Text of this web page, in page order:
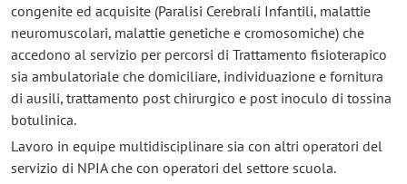
congenite ed acquisite (Paralisi Cerebrali Infantili, malattie
neuromuscolari, malattie genetiche e cromosomiche) che
accedono al servizio per percorsi di Trattamento fisioterapico
sia ambulatoriale che domiciliare, individuazione e fornitura
di ausili, trattamento post chirurgico e post inoculo di tossina
botulinica.
Lavoro in equipe multidisciplinare sia con altri operatori del
servizio di NPIA che con operatori del settore scuola.